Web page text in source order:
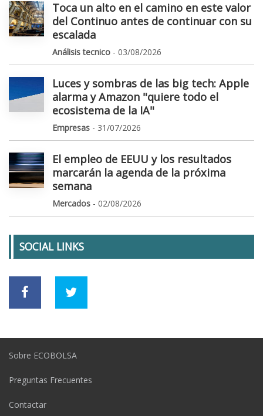
Toca un alto en el camino en este valor
del Continuo antes de continuar con su
escalada
Análisis tecnico - 03/08/2026
Luces y sombras de las big tech: Apple
alarma y Amazon "quiere todo el
ecosistema de la IA"
Empresas - 31/07/2026
El empleo de EEUU y los resultados
marcarán la agenda de la próxima
semana
Mercados - 02/08/2026
SOCIAL LINKS
Sobre ECOBOLSA
Preguntas Frecuentes
Contactar